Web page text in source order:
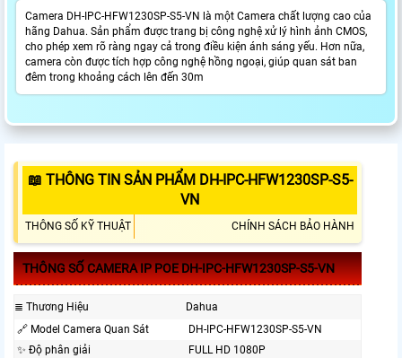
Camera DH-IPC-HFW1230SP-S5-VN là một Camera chất lượng cao của
hãng Dahua. Sản phẩm được trang bị công nghệ xử lý hình ảnh CMOS,
cho phép xem rõ ràng ngay cả trong điều kiện ánh sáng yếu. Hơn nữa,
camera còn được tích hợp công nghệ hồng ngoại, giúp quan sát ban
đêm trong khoảng cách lên đến 30m
📖 THÔNG TIN SẢN PHẨM DH-IPC-HFW1230SP-S5-
VN
THÔNG SỐ KỸ THUẬT CHÍNH SÁCH BẢO HÀNH
THÔNG SỐ CAMERA IP POE DH-IPC-HFW1230SP-S5-VN
≣ Thương Hiệu
Dahua
🔗 Model Camera Quan Sát
DH-IPC-HFW1230SP-S5-VN
✨ Độ phân giải
FULL HD 1080P